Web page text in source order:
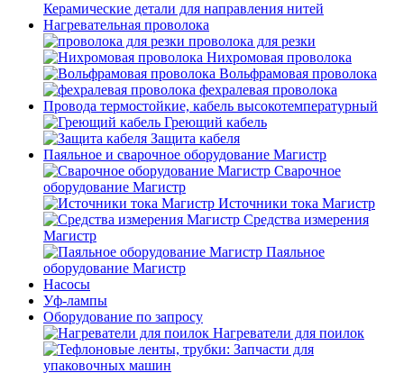
Керамические детали для направления нитей
Нагревательная проволока
проволока для резки
Нихромовая проволока
Вольфрамовая проволока
фехралевая проволока
Провода термостойкие, кабель высокотемпературный
Греющий кабель
Защита кабеля
Паяльное и сварочное оборудование Магистр
Сварочное
оборудование Магистр
Источники тока Магистр
Средства измерения
Магистр
Паяльное
оборудование Магистр
Насосы
Уф-лампы
Оборудование по запросу
Нагреватели для поилок